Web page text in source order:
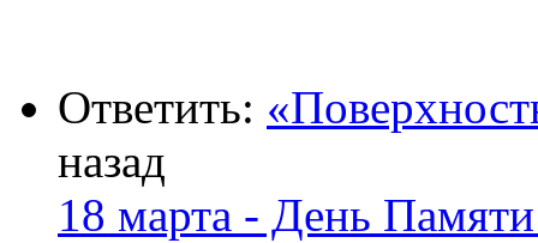
Ответить:
назад
18 марта - День